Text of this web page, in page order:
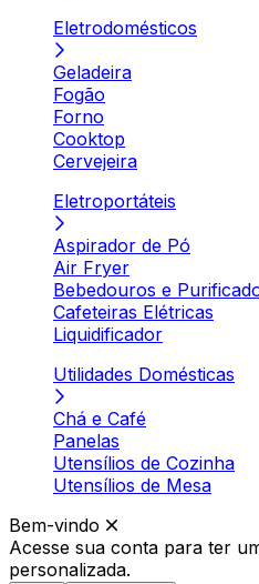
Eletrodomésticos
Geladeira
Fogão
Forno
Cooktop
Cervejeira
Eletroportáteis
Aspirador de Pó
Air Fryer
Bebedouros e
Cafeteiras Elétricas
Liquidificador
Utilidades Domésticas
Chá e Café
Panelas
Utensílios de Cozinha
Utensílios de Mesa
Bem-vindo
Acesse sua conta para ter
personalizada.